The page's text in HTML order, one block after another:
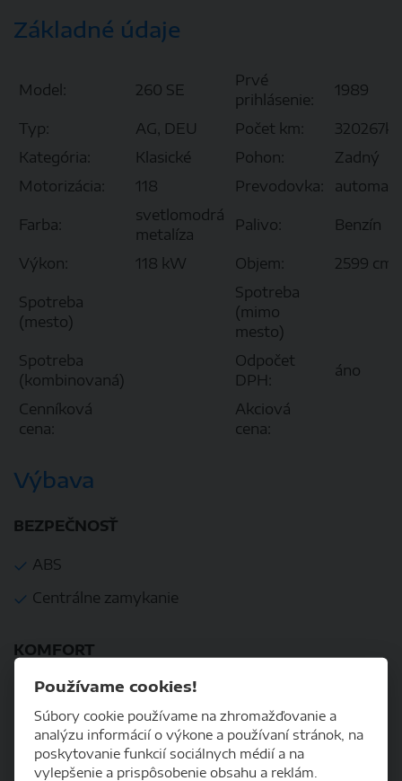
Základné údaje
Model: 260 SE
Prvé
prihlásenie:
1989
Typ: AG, DEU Počet km:
Kategória:
Klasické Pohon:
Zadný
Motorizácia:
118 Prevodovka: automat
Farba:
svetlomodrá
metalíza
Palivo: Benzín
Výkon: 118 kW Objem: 2599 cm
Spotreba
(mesto)
Spotreba
(mimo
mesto)
Spotreba
(kombinovaná)
Odpočet
DPH:
áno
Cenníková
cena:
Akciová
cena:
Výbava
BEZPEČNOSŤ
ABS
Centrálne zamykanie
KOMFORT
Elektrické okná
Hliníkové disky
Strešné okno
Používame cookies!
Súbory cookie používame na zhromažďovanie a
analýzu informácií o výkone a používaní stránok, na
poskytovanie funkcií sociálnych médií a na
vylepšenie a prispôsobenie obsahu a reklám.